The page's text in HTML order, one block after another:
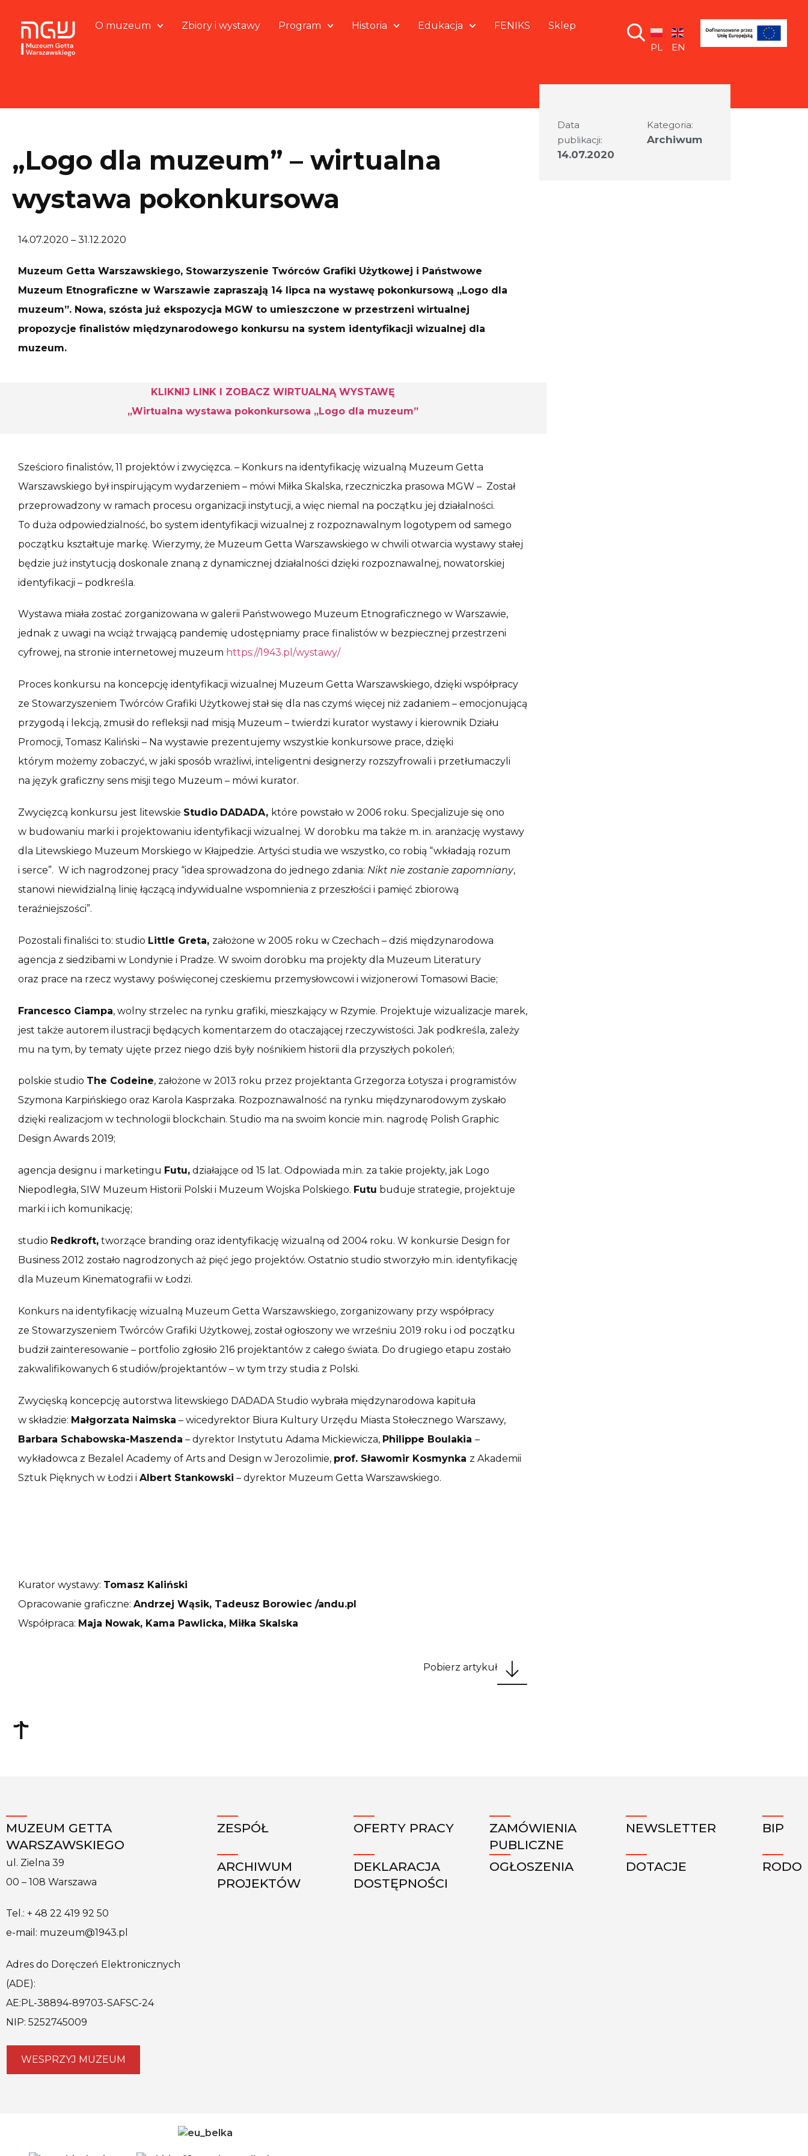
O muzeum Zbiory i wystawy Program Historia Edukacja FENIKS
Sklep
PL
EN
„Logo dla muzeum” – wirtualna
wystawa pokonkursowa
14.07.2020 – 31.12.2020
Muzeum Getta Warszawskiego, Stowarzyszenie Twórców Grafiki Użytkowej i Państwowe
Muzeum Etnograficzne w Warszawie zapraszają 14 lipca na wystawę pokonkursową „Logo dla
muzeum”. Nowa, szósta już ekspozycja MGW to umieszczone w przestrzeni wirtualnej
propozycje finalistów międzynarodowego konkursu na system identyfikacji wizualnej dla
muzeum.
KLIKNIJ LINK I ZOBACZ WIRTUALNĄ WYSTAWĘ
„Wirtualna wystawa pokonkursowa „Logo dla muzeum”
Sześcioro finalistów, 11 projektów i zwycięzca. – Konkurs na identyfikację wizualną Muzeum Getta
Warszawskiego był inspirującym wydarzeniem – mówi Miłka Skalska, rzeczniczka prasowa MGW – Został
przeprowadzony w ramach procesu organizacji instytucji, a więc niemal na początku jej działalności.
To duża odpowiedzialność, bo system identyfikacji wizualnej z rozpoznawalnym logotypem od samego
początku kształtuje markę. Wierzymy, że Muzeum Getta Warszawskiego w chwili otwarcia wystawy stałej
będzie już instytucją doskonale znaną z dynamicznej działalności dzięki rozpoznawalnej, nowatorskiej
identyfikacji – podkreśla.
Wystawa miała zostać zorganizowana w galerii Państwowego Muzeum Etnograficznego w Warszawie,
jednak z uwagi na wciąż trwającą pandemię udostępniamy prace finalistów w bezpiecznej przestrzeni
cyfrowej, na stronie internetowej muzeum https://1943.pl/wystawy/
Proces konkursu na koncepcję identyfikacji wizualnej Muzeum Getta Warszawskiego, dzięki współpracy
ze Stowarzyszeniem Twórców Grafiki Użytkowej stał się dla nas czymś więcej niż zadaniem – emocjonującą
przygodą i lekcją, zmusił do refleksji nad misją Muzeum – twierdzi kurator wystawy i kierownik Działu
Promocji, Tomasz Kaliński – Na wystawie prezentujemy wszystkie konkursowe prace, dzięki
którym możemy zobaczyć, w jaki sposób wrażliwi, inteligentni designerzy rozszyfrowali i przetłumaczyli
na język graficzny sens misji tego Muzeum – mówi kurator.
Zwycięzcą konkursu jest litewskie Studio DADADA, które powstało w 2006 roku. Specjalizuje się ono
w budowaniu marki i projektowaniu identyfikacji wizualnej. W dorobku ma także m. in. aranżację wystawy
dla Litewskiego Muzeum Morskiego w Kłajpedzie. Artyści studia we wszystko, co robią “wkładają rozum
i serce”. W ich nagrodzonej pracy “idea sprowadzona do jednego zdania: Nikt nie zostanie zapomniany,
stanowi niewidzialną linię łączącą indywidualne wspomnienia z przeszłości i pamięć zbiorową
teraźniejszości”.
Pozostali finaliści to: studio Little Greta, założone w 2005 roku w Czechach – dziś międzynarodowa
agencja z siedzibami w Londynie i Pradze. W swoim dorobku ma projekty dla Muzeum Literatury
oraz prace na rzecz wystawy poświęconej czeskiemu przemysłowcowi i wizjonerowi Tomasowi Bacie;
Francesco Ciampa, wolny strzelec na rynku grafiki, mieszkający w Rzymie. Projektuje wizualizacje marek,
jest także autorem ilustracji będących komentarzem do otaczającej rzeczywistości. Jak podkreśla, zależy
mu na tym, by tematy ujęte przez niego dziś były nośnikiem historii dla przyszłych pokoleń;
polskie studio The Codeine, założone w 2013 roku przez projektanta Grzegorza Łotysza i programistów
Szymona Karpińskiego oraz Karola Kasprzaka. Rozpoznawalność na rynku międzynarodowym zyskało
dzięki realizacjom w technologii blockchain. Studio ma na swoim koncie m.in. nagrodę Polish Graphic
Design Awards 2019;
agencja designu i marketingu Futu, działające od 15 lat. Odpowiada m.in. za takie projekty, jak Logo
Niepodległa, SIW Muzeum Historii Polski i Muzeum Wojska Polskiego. Futu buduje strategie, projektuje
marki i ich komunikację;
studio Redkroft, tworzące branding oraz identyfikację wizualną od 2004 roku. W konkursie Design for
Business 2012 zostało nagrodzonych aż pięć jego projektów. Ostatnio studio stworzyło m.in. identyfikację
dla Muzeum Kinematografii w Łodzi.
Konkurs na identyfikację wizualną Muzeum Getta Warszawskiego, zorganizowany przy współpracy
ze Stowarzyszeniem Twórców Grafiki Użytkowej, został ogłoszony we wrześniu 2019 roku i od początku
budził zainteresowanie – portfolio zgłosiło 216 projektantów z całego świata. Do drugiego etapu zostało
zakwalifikowanych 6 studiów/projektantów – w tym trzy studia z Polski.
Zwycięską koncepcję autorstwa litewskiego DADADA Studio wybrała międzynarodowa kapituła
w składzie: Małgorzata Naimska – wicedyrektor Biura Kultury Urzędu Miasta Stołecznego Warszawy,
Barbara Schabowska-Maszenda – dyrektor Instytutu Adama Mickiewicza, Philippe Boulakia –
wykładowca z Bezalel Academy of Arts and Design w Jerozolimie, prof. Sławomir Kosmynka z Akademii
Sztuk Pięknych w Łodzi i Albert Stankowski – dyrektor Muzeum Getta Warszawskiego.
Kurator wystawy: Tomasz Kaliński
Opracowanie graficzne: Andrzej Wąsik, Tadeusz Borowiec /andu.pl
Współpraca: Maja Nowak, Kama Pawlicka, Miłka Skalska
Pobierz artykuł
Data
publikacji:
14.07.2020
Kategoria:
Archiwum
MUZEUM GETTA
WARSZAWSKIEGO
ul. Zielna 39
00 – 108 Warszawa
Tel.: + 48 22 419 92 50
e-mail: muzeum@1943.pl
Adres do Doręczeń Elektronicznych
(ADE):
AE:PL-38894-89703-SAFSC-24
NIP: 5252745009
WESPRZYJ MUZEUM
ZESPÓŁ
ARCHIWUM
PROJEKTÓW
OFERTY PRACY
DEKLARACJA
DOSTĘPNOŚCI
ZAMÓWIENIA
PUBLICZNE
OGŁOSZENIA
NEWSLETTER
DOTACJE
BIP
RODO